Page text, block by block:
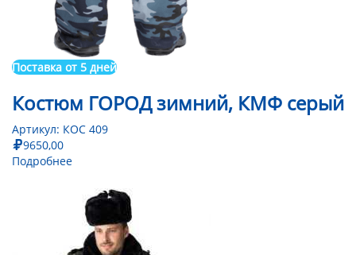
Поставка от 5 дней
Костюм ГОРОД зимний, КМФ серый
Артикул: КОС 409
9650,00
Подробнее